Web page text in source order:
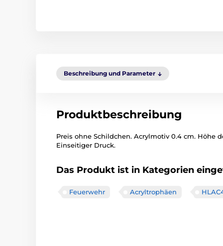
Beschreibung und Parameter
Produktbeschreibung
Preis ohne Schildchen. Acrylmotiv 0.4 cm. Höhe
Einseitiger Druck.
Das Produkt ist in Kategorien
Feuerwehr Acryltrophäen